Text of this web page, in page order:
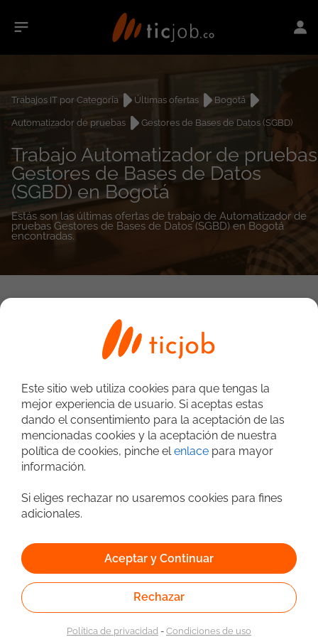
Trabajos IT por Categoría Últimas ofertas
Bogotá
Automatizador de pruebas
Gestores de Bases de Datos (SGBD)
Trabajo Automatizador de pruebas
Gestores de Bases de Datos
(SGBD) en Bogotá
Estás son las últimas ofertas de trabajo de Automatizador de
pruebas Gestores de Bases de Datos (SGBD) en Bogotá
encontradas.
1
Technical QA Analyst
02/08/2026 Bogotá
Rol: Technical QA Analyst Requisitos:
Tecnólogo o Ingeniero de Sistemas,
Informática o áreas relacionadas. De dos
(2) a cinco (5) años de experiencia en QA,
Fundamental (es un plus). Certificación
Datos Oracle (Oracle). Lenguaje SQL,
PL/SQL. Postman, JMeter. Herramientas
de Automatización de Pruebas de
BugTracking. Competencias Técnicas:
de casos de prueba detallados y bien
Esp. QA
Automatizador de pruebas
Gestores de Bases de Datos (SGBD)
OracleDB
JIRA
Metodologías
Búsqueda avanzada
Este sitio web utiliza cookies para que tengas la
mejor experiencia de usuario. Si aceptas estas
dando el consentimiento para la aceptación de las
mencionadas cookies y la aceptación de nuestra
política de cookies, pinche elenlace para mayor
información.
Si eliges rechazar no usaremos cookies para fines
adicionales.
Aceptar y Continuar
Rechazar
Política de privacidad-Condiciones de uso